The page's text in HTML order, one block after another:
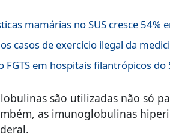
mamárias no SUS cresce 54%
casos de exercício ilegal da
em hospitais filantrópicos do
são utilizadas não só
as imunoglobulinas